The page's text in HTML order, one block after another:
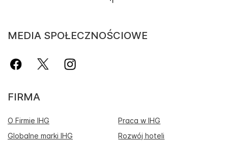
MEDIA SPOŁECZNOŚCIOWE
FIRMA
O Firmie IHG
Praca w IHG
Globalne marki IHG
Rozwój hoteli